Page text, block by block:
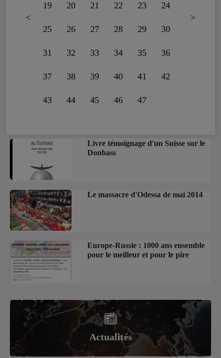
<
19 20 21 22 23 24
25 26 27 28 29 30
31 32 33 34 35 36
37 38 39 40 41 42
43 44 45 46 47
>
Livre témoignage d'un Suisse sur le
Donbass
Le massacre d'Odessa de mai 2014
Europe-Russie : 1000 ans ensemble
pour le meilleur et pour le pire
Actualités